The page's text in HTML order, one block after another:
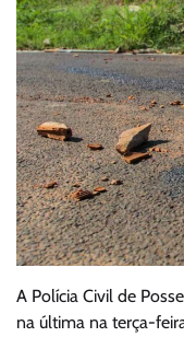
A Polícia Civil de
na última na terça-